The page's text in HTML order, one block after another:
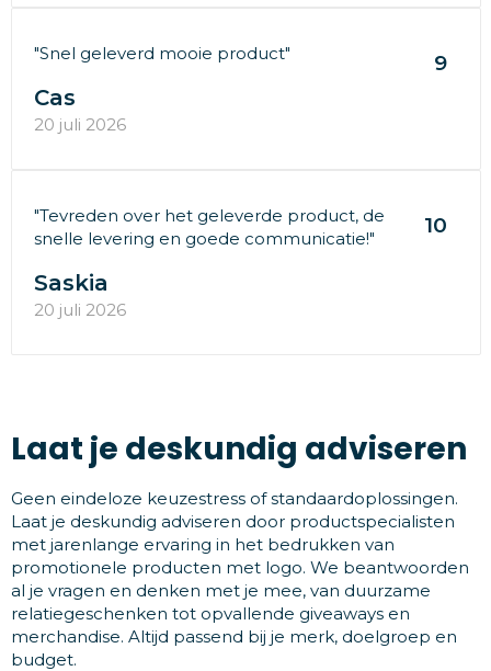
"Snel geleverd mooie product" 9
Cas
20 juli 2026
"Tevreden over het geleverde product, de
snelle levering en goede communicatie!"
10
Saskia
20 juli 2026
Laat je deskundig adviseren
Geen eindeloze keuzestress of standaardoplossingen.
Laat je deskundig adviseren door productspecialisten
met jarenlange ervaring in het bedrukken van
promotionele producten met logo. We beantwoorden
al je vragen en denken met je mee, van duurzame
relatiegeschenken tot opvallende giveaways en
merchandise. Altijd passend bij je merk, doelgroep en
budget.